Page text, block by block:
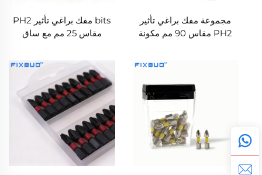
مجموعة مفك براغي تأثير
PH2 مقاس 90 مم مكونة
bits مفك براغي تأثير PH2
مقاس 25 مم مع ساق
التشغيل بالتأثير